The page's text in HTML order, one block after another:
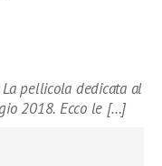
pellicola dedicata al
2018. Ecco le […]